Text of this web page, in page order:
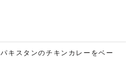
パキスタンのチキンカレーをベー